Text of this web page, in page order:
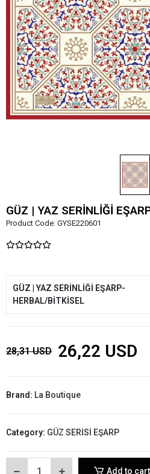
GÜZ | YAZ SERİNLİĞİ
Product Code: GYSE220601
GÜZ | YAZ SERİNLİĞİ EŞARP-
HERBAL/BİTKİSEL
28,31 USD 26,22 USD
Brand: La Boutique
Category: GÜZ SERİSİ EŞARP
Add to cart